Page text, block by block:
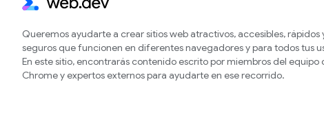
Queremos ayudarte a crear sitios web atractivos, accesibles, rápidos
seguros que funcionen en diferentes navegadores y para todos tus
En este sitio, encontrarás contenido escrito por miembros del equipo
Chrome y expertos externos para ayudarte en ese recorrido.